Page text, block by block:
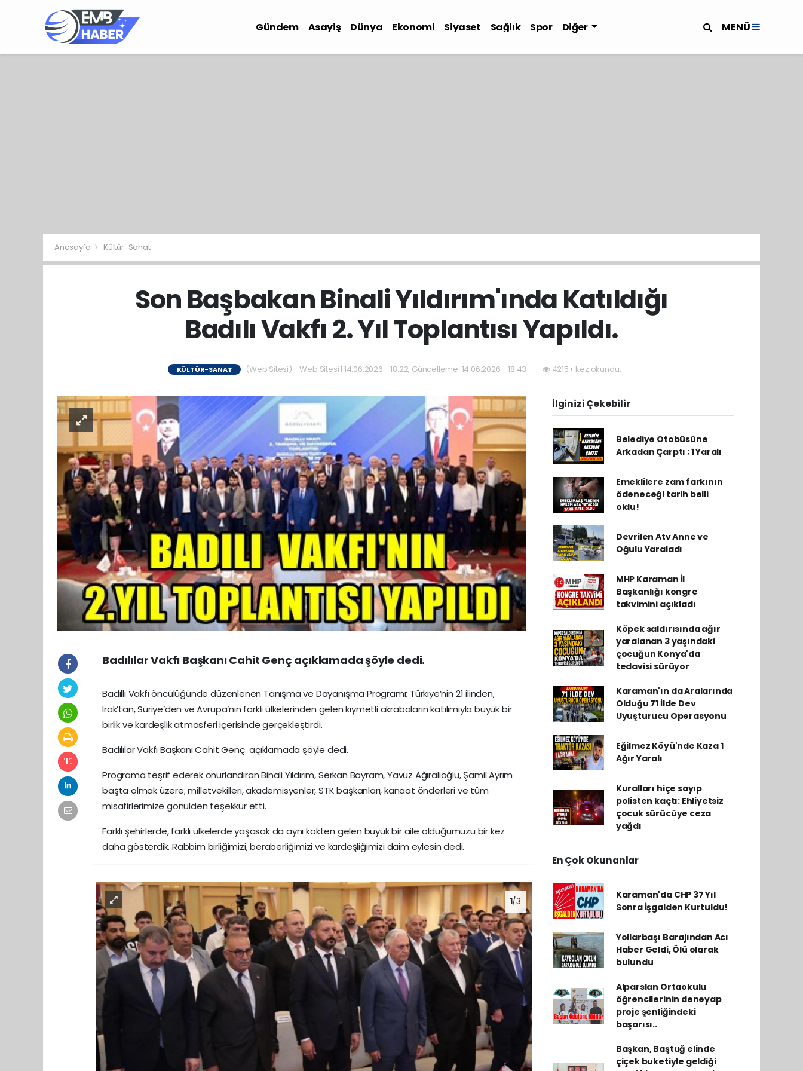
Gündem Asayiş Dünya Ekonomi Siyaset Sağlık Spor Diğer MENÜ
Anasayfa Kültür-Sanat
Son Başbakan Binali Yıldırım'ında Katıldığı
Badılı Vakfı 2. Yıl Toplantısı Yapıldı.
KÜLTÜR-SANAT (Web Sitesi) - Web Sitesi | 14.06.2026 - 18:22, Güncelleme: 14.06.2026 - 18:43 4215+ kez okundu.
Badılılar Vakfı Başkanı Cahit Genç açıklamada şöyle dedi.
Badıllı Vakfı öncülüğünde düzenlenen Tanışma ve Dayanışma Programı; Türkiye’nin 21 ilinden,
Irak’tan, Suriye’den ve Avrupa’nın farklı ülkelerinden gelen kıymetli akrabaların katılımıyla büyük bir
birlik ve kardeşlik atmosferi içerisinde gerçekleştirdi.
Badılılar Vakfı Başkanı Cahit Genç açıklamada şöyle dedi.
Programa teşrif ederek onurlandıran Binali Yıldırım, Serkan Bayram, Yavuz Ağıralioğlu, Şamil Ayrım
başta olmak üzere; milletvekilleri, akademisyenler, STK başkanları, kanaat önderleri ve tüm
misafirlerimize gönülden teşekkür etti.
Farklı şehirlerde, farklı ülkelerde yaşasak da aynı kökten gelen büyük bir aile olduğumuzu bir kez
daha gösterdik. Rabbim birliğimizi, beraberliğimizi ve kardeşliğimizi daim eylesin dedi.
1/3
İlginizi Çekebilir
Belediye Otobüsüne
Arkadan Çarptı ; 1 Yaralı
Emeklilere zam farkının
ödeneceği tarih belli
oldu!
Devrilen Atv Anne ve
Oğulu Yaraladı
MHP Karaman İl
Başkanlığı kongre
takvimini açıkladı
Köpek saldırısında ağır
yaralanan 3 yaşındaki
çocuğun Konya'da
tedavisi sürüyor
Karaman'ın da Aralarında
Olduğu 71 İlde Dev
Uyuşturucu Operasyonu
Eğilmez Köyü'nde Kaza 1
Ağır Yaralı
Kuralları hiçe sayıp
polisten kaçtı: Ehliyetsiz
çocuk sürücüye ceza
yağdı
En Çok Okunanlar
Karaman'da CHP 37 Yıl
Sonra İşgalden Kurtuldu!
Yollarbaşı Barajından Acı
Haber Geldi, Ölü olarak
bulundu
Alparslan Ortaokulu
öğrencilerinin deneyap
proje şenliğindeki
başarısı..
Başkan, Baştuğ elinde
çiçek buketiyle geldiği